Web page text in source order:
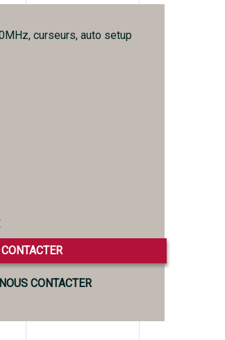
curseurs, auto setup
NOUS CONTACTER